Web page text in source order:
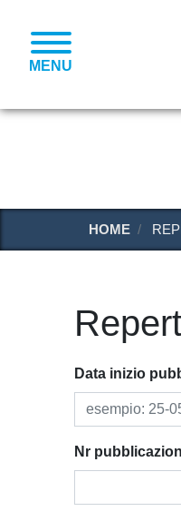
MENU
HOME
Data inizio
Nr